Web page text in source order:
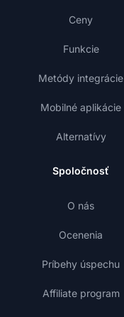
Ceny
Funkcie
Metódy integrácie
Mobilné aplikácie
Alternatívy
Spoločnosť
O nás
Ocenenia
Príbehy úspechu
Affiliate program